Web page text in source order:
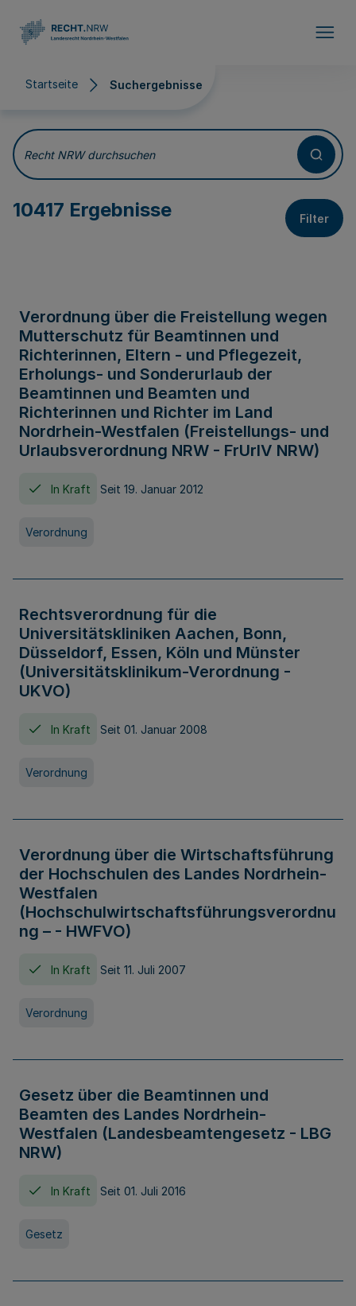
Startseite Suchergebnisse
Suchergebnisse
Recht NRW durchsuchen
10417 Ergebnisse Filter
Verordnung über die Freistellung wegen
Mutterschutz für Beamtinnen und
Richterinnen, Eltern - und Pflegezeit,
Erholungs- und Sonderurlaub der
Beamtinnen und Beamten und
Richterinnen und Richter im Land
Nordrhein-Westfalen (Freistellungs- und
Urlaubsverordnung NRW - FrUrlV NRW)
In Kraft Seit 19. Januar 2012
Verordnung
Rechtsverordnung für die
Universitätskliniken Aachen, Bonn,
Düsseldorf, Essen, Köln und Münster
(Universitätsklinikum-Verordnung -
UKVO)
In Kraft Seit 01. Januar 2008
Verordnung
Verordnung über die Wirtschaftsführung
der Hochschulen des Landes Nordrhein-
Westfalen
(Hochschulwirtschaftsführungsverordnu
ng – - HWFVO)
In Kraft Seit 11. Juli 2007
Verordnung
Gesetz über die Beamtinnen und
Beamten des Landes Nordrhein-
Westfalen (Landesbeamtengesetz - LBG
NRW)
In Kraft Seit 01. Juli 2016
Gesetz